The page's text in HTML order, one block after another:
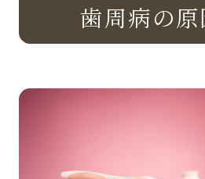
歯周病の